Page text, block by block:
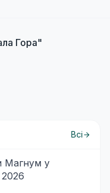
Гора"
Всі
Магнум у
2026